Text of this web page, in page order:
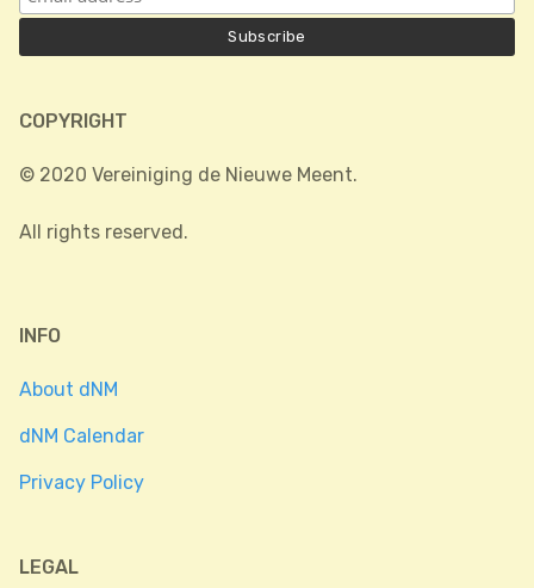
COPYRIGHT
© 2020 Vereiniging de Nieuwe Meent.
All rights reserved.
INFO
About dNM
dNM Calendar
Privacy Policy
LEGAL